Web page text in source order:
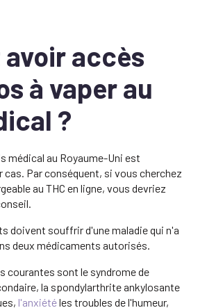
avoir accès
à vaper au
?
médical au Royaume-Uni est
cas. Par conséquent, si vous cherchez
au THC en ligne, vous devriez
doivent souffrir d'une maladie qui n'a
deux médicaments autorisés.
courantes sont le syndrome de
la spondylarthrite ankylosante
l'anxiétéles troubles de l'humeur,